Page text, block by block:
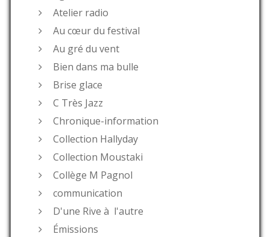
Atelier radio
Au cœur du festival
Au gré du vent
Bien dans ma bulle
Brise glace
C Très Jazz
Chronique-information
Collection Hallyday
Collection Moustaki
Collège M Pagnol
communication
D'une Rive à l'autre
Émissions